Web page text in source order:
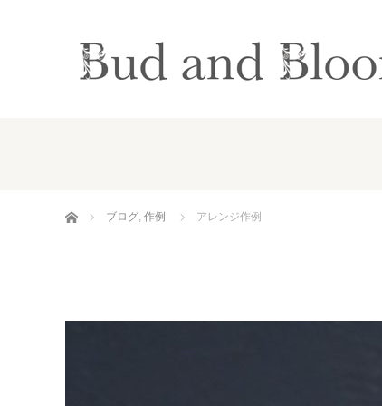
ホーム ブログ, 作例 アレンジ作例